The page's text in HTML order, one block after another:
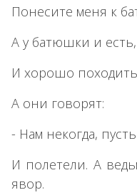
Понесите меня к
А у батюшки и
И хорошо
А они говорят:
- Нам некогда,
И полетели. А
явор.